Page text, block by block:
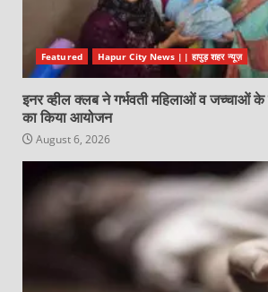
Featured Hapur City News || हापुड़ शहर न्यूज़
इनर व्हील क्लब ने गर्भवती महिलाओं व जच्चाओं के
का किया आयोजन
August 6, 2026